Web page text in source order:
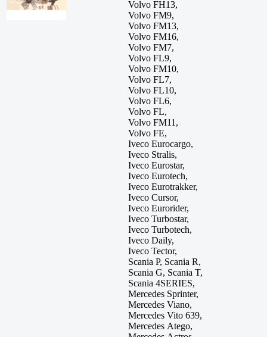
Volvo FH13,
Volvo FM9,
Volvo FM13,
Volvo FM16,
Volvo FM7,
Volvo FL9,
Volvo FM10,
Volvo FL7,
Volvo FL10,
Volvo FL6,
Volvo FL,
Volvo FM11,
Volvo FE,
Iveco Eurocargo,
Iveco Stralis,
Iveco Eurostar,
Iveco Eurotech,
Iveco Eurotrakker,
Iveco Cursor,
Iveco Eurorider,
Iveco Turbostar,
Iveco Turbotech,
Iveco Daily,
Iveco Tector,
Scania P, Scania R,
Scania G, Scania T,
Scania 4SERIES,
Mercedes Sprinter,
Mercedes Viano,
Mercedes Vito 639,
Mercedes Atego,